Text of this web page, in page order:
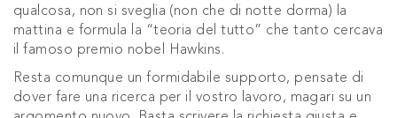
qualcosa, non si sveglia (non che di notte dorma) la
mattina e formula la “teoria del tutto” che tanto cercava
il famoso premio nobel Hawkins.
Resta comunque un formidabile supporto, pensate di
dover fare una ricerca per il vostro lavoro, magari su un